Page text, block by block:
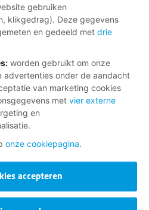
gebruiken
klikgedrag). Deze gegevens
en gedeeld met drie
: worden gebruikt om onze
advertenties onder de aandacht
van marketing cookies
met vier externe
en
onze cookiepagina.
accepteren